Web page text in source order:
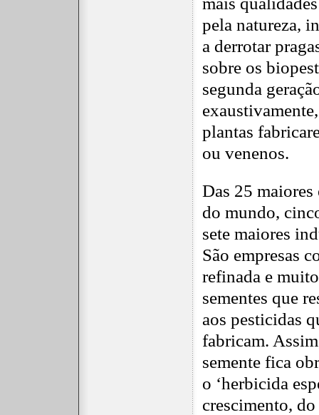
pela natureza,
a derrotar
sobre os
segunda
plantas
ou venenos.
Das 25 maiores
do mundo,
sete maiores
São empresas
refinada e
sementes que
aos pesticidas
fabricam.
semente fica
o ‘herbicida
crescimento,